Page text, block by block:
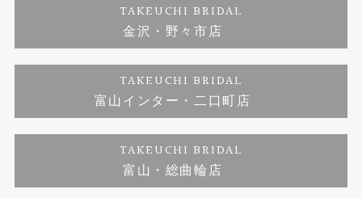
ジュエリーリフォーム
福井指輪工房｜手作りペアリング
福井指輪工房｜手作り結婚指輪 and 婚約指輪
福井工房｜手作り婚約指輪プロポーズプラン
プライバシーポリシー
TAKEUCHI BRIDAL
金沢・野々市店
TAKEUCHI BRIDAL
富山インター・二口町店
TAKEUCHI BRIDAL
富山・総曲輪店